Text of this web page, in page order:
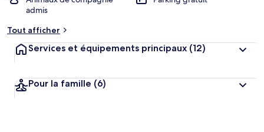
admis
Tout afficher
Services et équipements principaux (12)
Pour la famille (6)